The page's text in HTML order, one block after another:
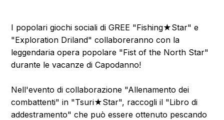
I popolari giochi sociali di GREE "Fishing★Star" e
"Exploration Driland" collaboreranno con la
leggendaria opera popolare "Fist of the North Star"
durante le vacanze di Capodanno!
Nell'evento di collaborazione "Allenamento dei
combattenti" in "Tsuri★Star", raccogli il "Libro di
addestramento" che può essere ottenuto pescando